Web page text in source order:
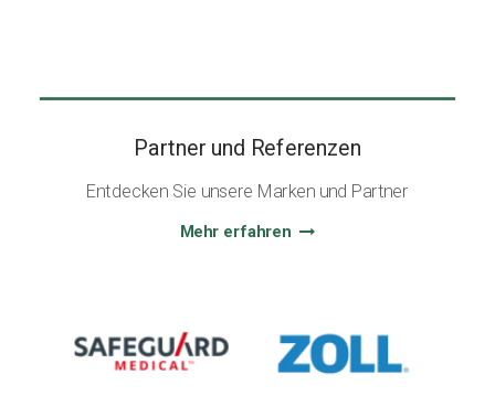
Partner und Referenzen
Entdecken Sie unsere Marken und Partner
Mehr erfahren